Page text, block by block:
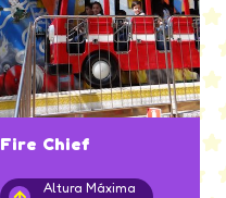
Fire Chief
Altura Máxima